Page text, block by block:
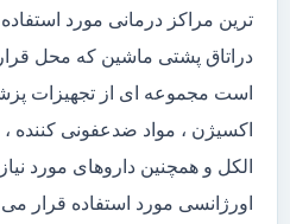
ترین مراکز درمانی مورد
دراتاق پشتی ماشین که محل
است مجموعه ای از تجهیزات
اکسیژن ، مواد ضدعفونی کننده ،
الکل و همچنین داروهای مورد
اورژانسی مورد استفاده قرار می